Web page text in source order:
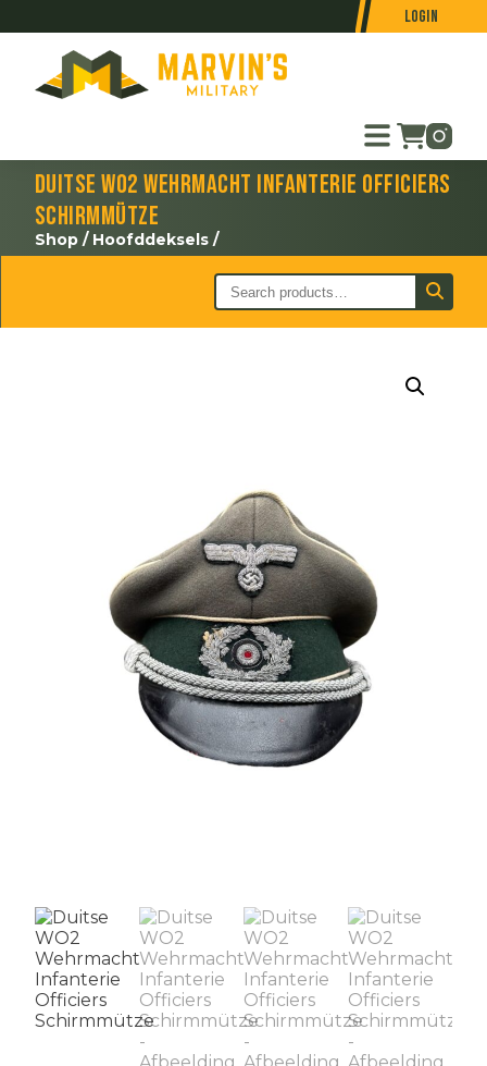
Login
Duitse WO2 Wehrmacht Infanterie Officiers
Schirmmütze
Shop / Hoofddeksels /